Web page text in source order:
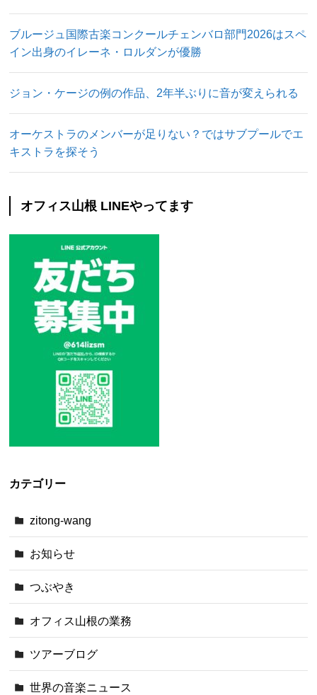
ブルージュ国際古楽コンクールチェンバロ部門2026はスペ
イン出身のイレーネ・ロルダンが優勝
ジョン・ケージの例の作品、2年半ぶりに音が変えられる
オーケストラのメンバーが足りない？ではサブプールでエ
キストラを探そう
オフィス山根 LINEやってます
カテゴリー
zitong-wang
お知らせ
つぶやき
オフィス山根の業務
ツアーブログ
世界の音楽ニュース